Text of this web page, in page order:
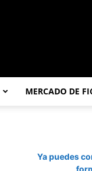
MERCADO DE
Ya puedes